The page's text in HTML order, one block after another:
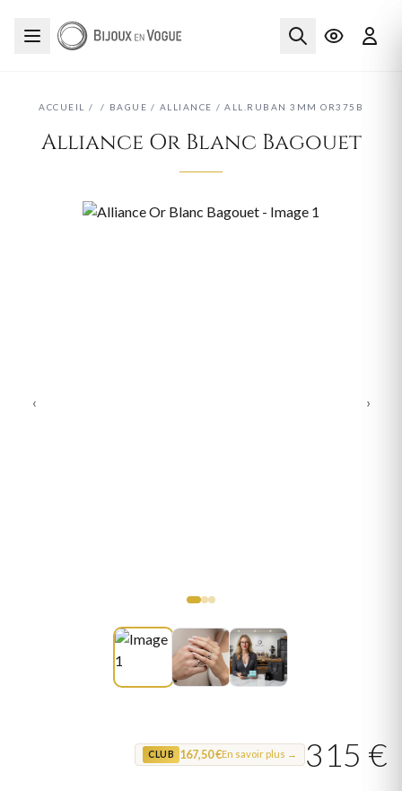
ACCUEIL / / BAGUE / ALLIANCE / ALL.RUBAN 3MM OR375B
Alliance Or Blanc Bagouet
‹ ›
CLUB 167,50 €En savoir plus → 315 €